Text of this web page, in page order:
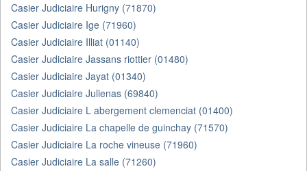
Casier Judiciaire Hurigny (71870)
Casier Judiciaire Ige (71960)
Casier Judiciaire Illiat (01140)
Casier Judiciaire Jassans riottier (01480)
Casier Judiciaire Jayat (01340)
Casier Judiciaire Julienas (69840)
Casier Judiciaire L abergement clemenciat (01400)
Casier Judiciaire La chapelle de guinchay (71570)
Casier Judiciaire La roche vineuse (71960)
Casier Judiciaire La salle (71260)